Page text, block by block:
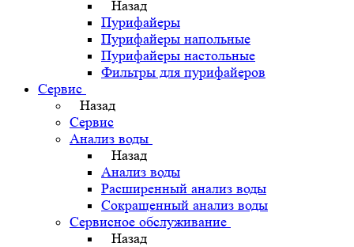
Назад
Пурифайеры
Пурифайеры напольные
Пурифайеры настольные
Фильтры для пурифайеров
Сервис
Назад
Сервис
Анализ воды
Назад
Анализ воды
Расширенный анализ воды
Сокращенный анализ воды
Сервисное обслуживание
Назад